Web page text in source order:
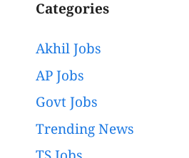
Categories
Akhil Jobs
AP Jobs
Govt Jobs
Trending News